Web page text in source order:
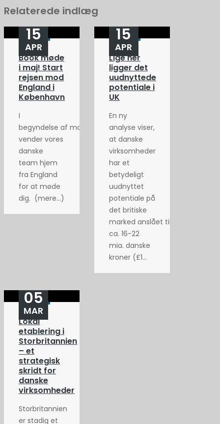
Relaterede indlæg
Book møde
i maj! Start
rejsen mod
England i
København
15
APR
I
begyndelse af maj
vender vores
danske
team hjem
fra England
for at møde
dig. (mere…)
Lige her
ligger det
uudnyttede
potentiale i
UK
15
APR
En ny
analyse viser,
at danske
virksomheder
har et
betydeligt
uudnyttet
potentiale på
det britiske
marked anslået til
ca. 16-22
mia. danske
kroner (£1...
Lokal
etablering i
Storbritannien
– et
strategisk
skridt for
danske
virksomheder
05
MAR
Storbritannien
er stadig et